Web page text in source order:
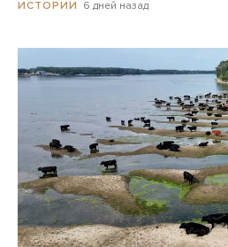
ИСТОРИИ 6 дней назад